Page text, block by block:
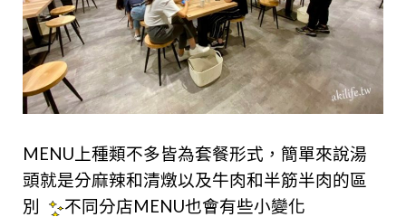
MENU上種類不多皆為套餐形式，簡單來說湯
頭就是分麻辣和清燉以及牛肉和半筋半肉的區
別
不同分店MENU也會有些小變化